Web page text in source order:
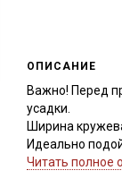
ОПИСАНИЕ
Важно! Перед
усадки.
Ширина
Идеально
В интерьере
Читать полное